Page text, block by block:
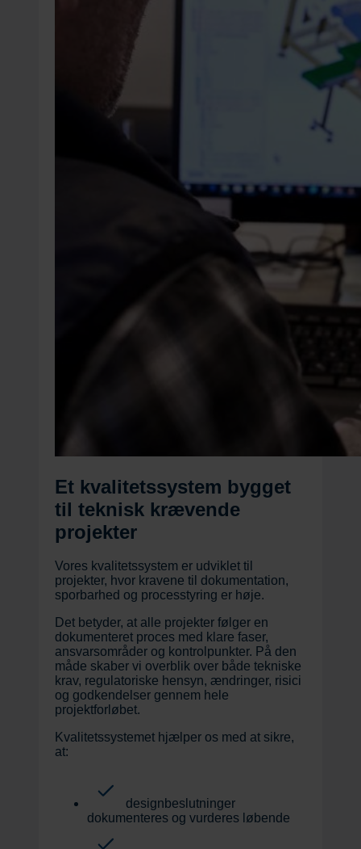
Et kvalitetssystem bygget
til teknisk krævende
projekter
Vores kvalitetssystem er udviklet til
projekter, hvor kravene til dokumentation,
sporbarhed og processtyring er høje.
Det betyder, at alle projekter følger en
dokumenteret proces med klare faser,
ansvarsområder og kontrolpunkter. På den
måde skaber vi overblik over både tekniske
krav, regulatoriske hensyn, ændringer, risici
og godkendelser gennem hele
projektforløbet.
Kvalitetssystemet hjælper os med at sikre,
at:
designbeslutninger
dokumenteres og vurderes løbende